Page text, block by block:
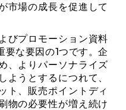
市場の成長を促進して
びプロモーション資料
な要因の1つです。企
、よりパーソナライズ
ようとするにつれて、
ト、販売ポイントディ
物の必要性が増え続け